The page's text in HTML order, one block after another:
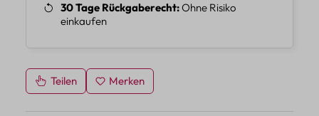
30 Tage Rückgaberecht Ohne Risiko
einkaufen
Teilen Merken